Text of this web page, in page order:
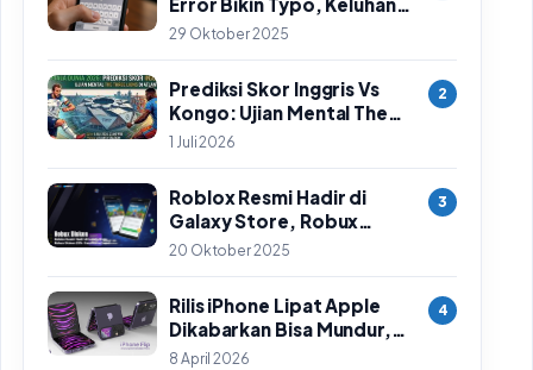
Meluas & Langkah
29 Oktober 2025
Prediksi Skor Inggris Vs
Kongo: Ujian Mental The
Three Lions di Babak 32
1 Juli 2026
2
Roblox Resmi Hadir di
Galaxy Store, Robux
Diskon 25%: Cara Klaim
20 Oktober 2025
3
Rilis iPhone Lipat Apple
Dikabarkan Bisa Mundur,
Ini Penyebab Utamanya
8 April 2026
4